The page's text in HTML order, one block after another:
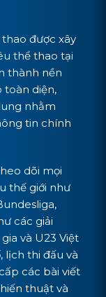
được xây
thể thao tại
thành nền
toàn diện,
nhằm
tin chính
dõi mọi
thế giới như
các giải
và U23 Việt
lịch thi đấu và
các bài viết
thuật và